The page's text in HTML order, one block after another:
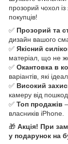
прозорий чохол
покупців!
✅ Прозорий та
дизайн вашого
✅ Якісний
матеріал, що не
✅ Окантовка в
варіантів, які
✅ Високий
камеру від
✅ Топ продажів
власників iPhone.
🎁 Акція! При
у подарунок на